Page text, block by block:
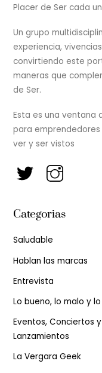
Placer de Ser cada
Un grupo
experiencia,
convirtiendo este
maneras que
de Ser.
Esta es una ventana
para
ver y ser vistos
Categorias
Saludable
Hablan las marcas
Entrevista
Lo bueno, lo malo y
Eventos, Conciertos y
Lanzamientos
La Vergara Geek